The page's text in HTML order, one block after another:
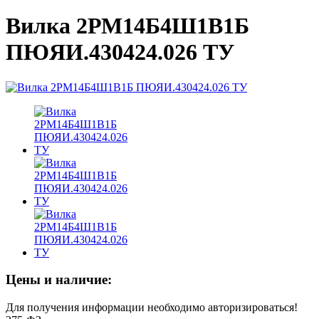
Вилка 2РМ14Б4Ш1В1Б
ПЮЯИ.430424.026 ТУ
Цены и наличие:
Для получения информации необходимо авторизироваться!